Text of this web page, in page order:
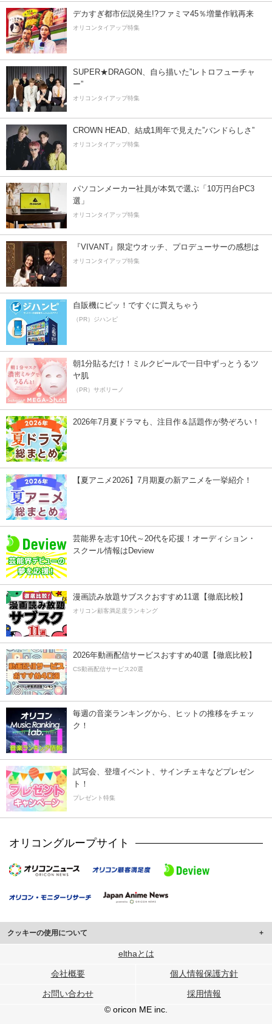
デカすぎ都市伝説発生!?ファミマ45％増量作戦再来
オリコンタイアップ特集
SUPER★DRAGON、自ら描いた”レトロフューチャ
ー”
オリコンタイアップ特集
CROWN HEAD、結成1周年で見えた”バンドらしさ”
オリコンタイアップ特集
パソコンメーカー社員が本気で選ぶ「10万円台PC3
選」
オリコンタイアップ特集
『VIVANT』限定ウオッチ、プロデューサーの感想は
オリコンタイアップ特集
自販機にピッ！ですぐに買えちゃう
（PR）ジハンピ
朝1分貼るだけ！ミルクピールで一日中ずっとうるツ
ヤ肌
（PR）サボリーノ
2026年7月夏ドラマも、注目作＆話題作が勢ぞろい！
【夏アニメ2026】7月期夏の新アニメを一挙紹介！
芸能界を志す10代～20代を応援！オーディション・
スクール情報はDeview
漫画読み放題サブスクおすすめ11選【徹底比較】
オリコン顧客満足度ランキング
2026年動画配信サービスおすすめ40選【徹底比較】
CS動画配信サービス20選
毎週の音楽ランキングから、ヒットの推移をチェッ
ク！
試写会、登壇イベント、サインチェキなどプレゼン
ト！
プレゼント特集
オリコングループサイト
クッキーの使用について
このサイトでは Cookie を使用して、ユーザーに合わせたコンテンツや広告の
行っています。
メディアや広告配信、データ解析の各パートナーに提供しています。
各パートナーは、この情報とユーザーが各パートナーに提供した他の情報や、
ユーザーが各パートナーのサービスを使用したときに収集した他の情報を組み
elthaとは
会社概要 個人情報保護方針
お問い合わせ
採用情報
© oricon ME inc.